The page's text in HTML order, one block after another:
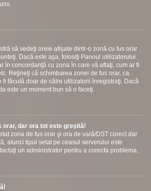
să vedeţi orele afişate dintr-o zonă cu fus orar
Dacă este aşa, folosiţi Panoul utilizatorului
în concordanţă cu zona în care vă aflaţi, cum ar fi
Reţineţi că schimbarea zonei de fus orar, ca
fi făcută doar de către utilizatorii înregistraţi. Dacă
este un moment bun să o faceţi.
orar, dar ora tot este greşită!
zona de fus orar şi ora de vară/DST corect dar
atunci tipul setat pe ceasul serverului este
un administrator pentru a corecta problema.